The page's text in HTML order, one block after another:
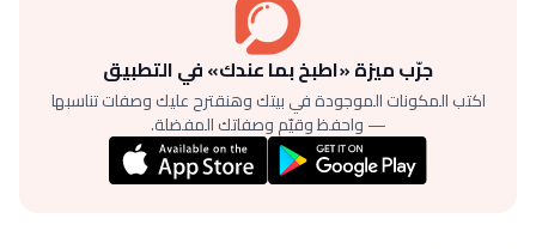
جرّب ميزة «اطبخ بما عندك» في التطبيق
اكتب المكونات الموجودة في بيتك وهنقترح عليك وصفات تناسبها
— واحفظ وقيّم وصفاتك المفضلة.